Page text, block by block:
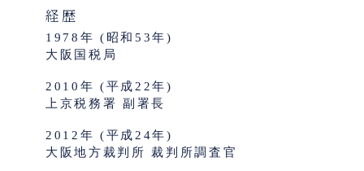
経歴
1978年 (昭和53年)
大阪国税局
2010年 (平成22年)
上京税務署 副署長
2012年 (平成24年)
大阪地方裁判所 裁判所調査官